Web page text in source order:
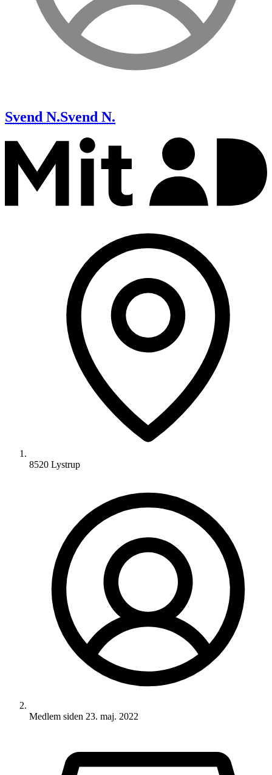
Svend N.Svend N.
8520 Lystrup
Medlem siden 23. maj. 2022